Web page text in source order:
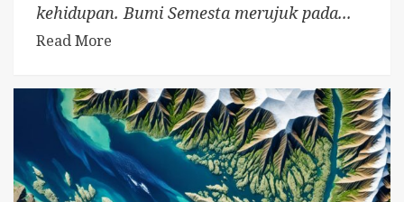
kehidupan. Bumi Semesta merujuk pada...
Read More